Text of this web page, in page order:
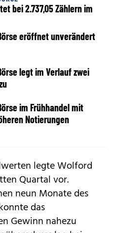
bei 2.737,05 Zählern im
eröffnet unverändert
legt im Verlauf zwei
im Frühhandel mit
Notierungen
legte Wolford
Quartal vor.
neun Monate des
das
Gewinn nahezu